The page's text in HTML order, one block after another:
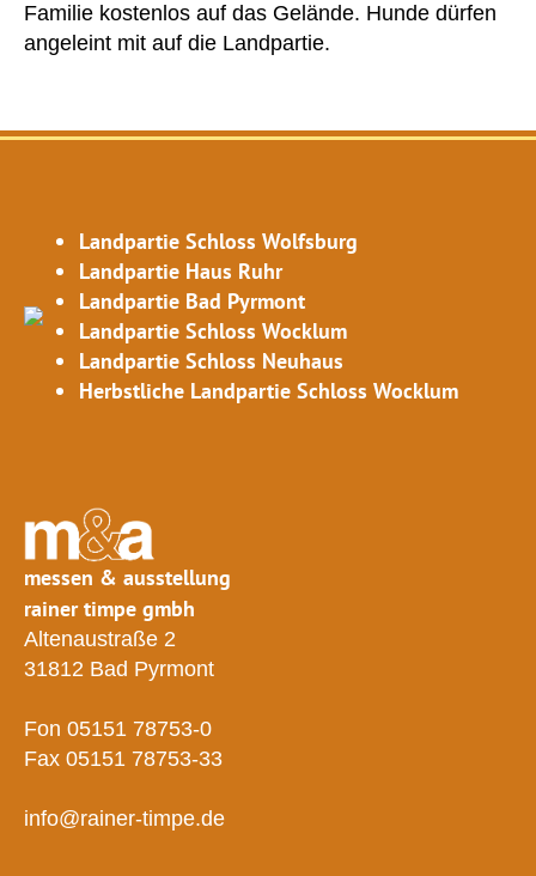
Familie kostenlos auf das Gelände. Hunde dürfen
angeleint mit auf die Landpartie.
messen & ausstellung
rainer timpe gmbh
Altenaustraße 2
31812 Bad Pyrmont
Fon 05151 78753-0
Fax 05151 78753-33
info@rainer-timpe.de
Landpartie Schloss Wolfsburg
Landpartie Haus Ruhr
Landpartie Bad Pyrmont
Landpartie Schloss Wocklum
Landpartie Schloss Neuhaus
Herbstliche Landpartie Schloss Wocklum